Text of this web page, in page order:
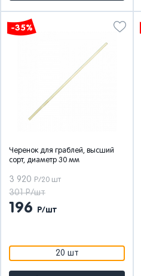
-35%
Черенок для граблей, высший
сорт, диаметр 30 мм
3 920 Р/20 шт
301 Р/шт
196 Р/шт
20 шт